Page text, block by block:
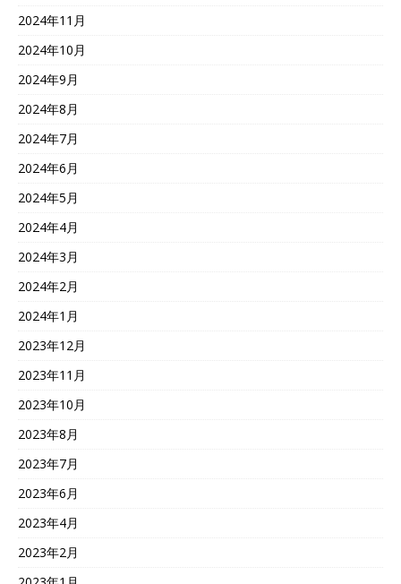
2024年11月
2024年10月
2024年9月
2024年8月
2024年7月
2024年6月
2024年5月
2024年4月
2024年3月
2024年2月
2024年1月
2023年12月
2023年11月
2023年10月
2023年8月
2023年7月
2023年6月
2023年4月
2023年2月